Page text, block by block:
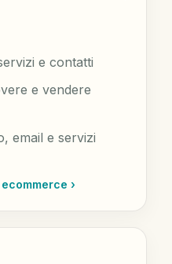
e contatti
e vendere
email e servizi
›